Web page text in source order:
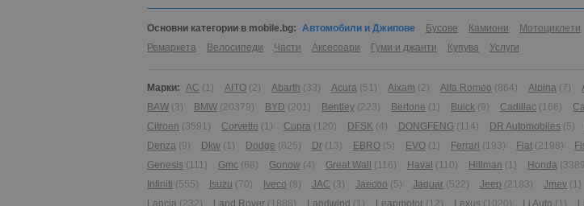
Основни категории в mobile.bg: Автомобили и Джипове Бусове Камиони Мотоциклети
Ремаркета
Велосипеди Части Аксесоари Гуми и джанти Купува Услуги
Марки: AC (1) AITO (2) Abarth (33) Acura (51) Aixam (2) Alfa Romeo (864) Alpina (7)
BAW (3) BMW (20379) BYD (201) Bentley (223) Bertone (1) Buick (9) Cadillac (166)
Citroen (3591) Corvette (1) Cupra (120) DFSK (4) DONGFENG (114) DR Automobiles (5)
Denza (9) Dkw (1) Dodge (825) Dr (13) EBRO (5) EVO (1) Ferrari (193) Fiat (2198)
Genesis (111) Gmc (68) Gonow (4) Great Wall (116) Haval (110) Hillman (1) Honda
Infiniti (555) Isuzu (70) Iveco (8) JAC (3) Jaecoo (5) Jaguar (522) Jeep (2183) Jmev (1)